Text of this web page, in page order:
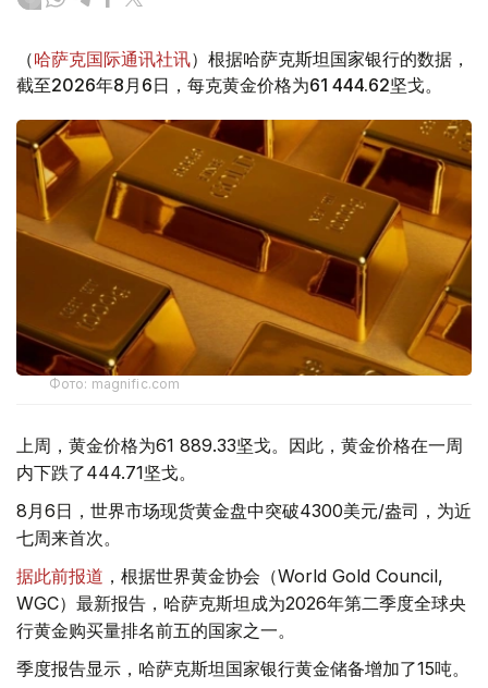
（哈萨克国际通讯社讯）根据哈萨克斯坦国家银行的数据，
截至2026年8月6日，每克黄金价格为61 444.62坚戈。
Фото: magnific.com
上周，黄金价格为61 889.33坚戈。因此，黄金价格在一周
内下跌了444.71坚戈。
8月6日，世界市场现货黄金盘中突破4300美元/盎司，为近
七周来首次。
据此前报道 ，根据世界黄金协会（World Gold Council,
WGC）最新报告，哈萨克斯坦成为2026年第二季度全球央
行黄金购买量排名前五的国家之一。
季度报告显示，哈萨克斯坦国家银行黄金储备增加了15吨。